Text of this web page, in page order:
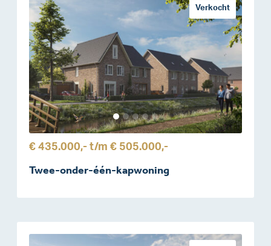
Verkocht
€ 435.000,- t/m € 505.000,-
Twee-onder-één-kapwoning